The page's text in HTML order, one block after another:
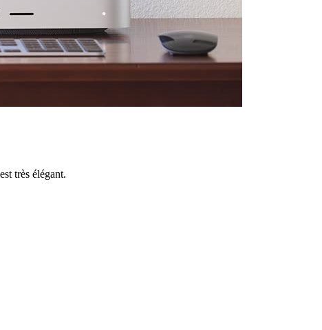
très élégant.